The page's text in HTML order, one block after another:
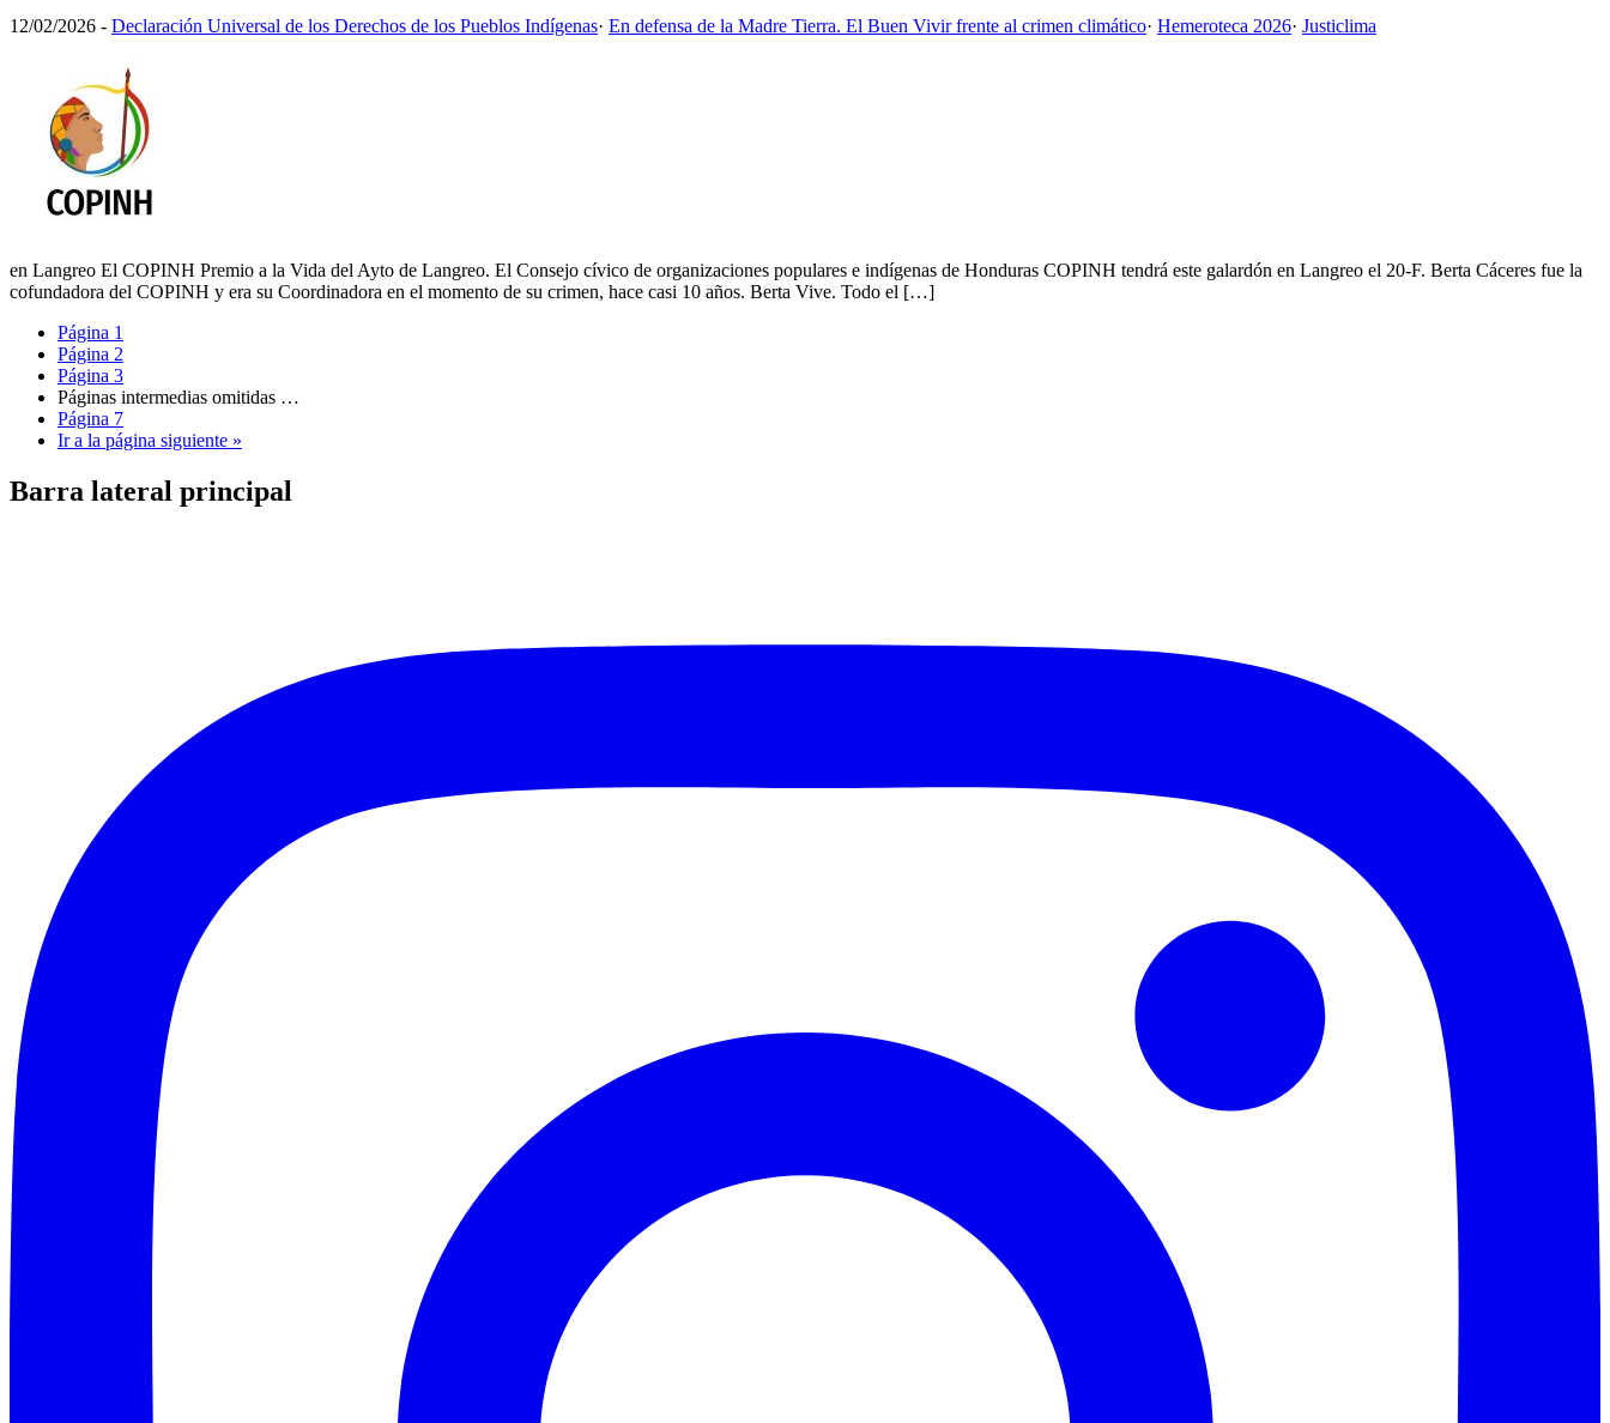
12/02/2026 - Declaración Universal de los Derechos de los Pueblos Indígenas· En defensa de la Madre Tierra. El Buen Vivir frente al crimen climático· Hemeroteca 2026· Justiclima
en Langreo El COPINH Premio a la Vida del Ayto de Langreo. El Consejo cívico de organizaciones populares e indígenas de Honduras COPINH tendrá este galardón en Langreo el 20-F. Berta Cáceres fue la
cofundadora del COPINH y era su Coordinadora en el momento de su crimen, hace casi 10 años. Berta Vive. Todo el […]
Página 1
Página 2
Página 3
Páginas intermedias omitidas …
Página 7
Ir a la página siguiente »
Barra lateral principal